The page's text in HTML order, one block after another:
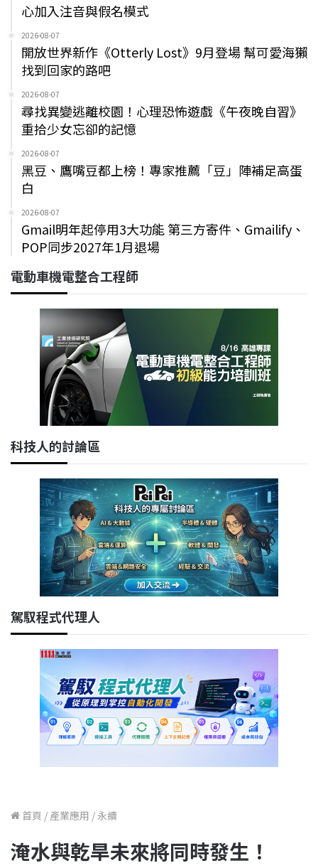
心加入注音與假名模式
2026-08-07
開放世界新作《Otterly Lost》9月登場 幫可愛海獺
找到回家的路吧
2026-08-07
尋找異變逃離校園！心理恐怖遊戲《午夜晚自習》
重拾少女忘卻的記憶
2026-08-07
黑豆、鷹嘴豆都上榜！專家推薦「豆」陣補足高蛋
白
2026-08-07
Gmail明年起停用3大功能 第三方寄件、Gmailify、
POP同步2027年1月退場
電動車機電整合工程師
科技人的討論區
駕馭程式代理人